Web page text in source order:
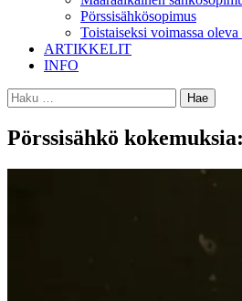
Pörssisähkösopimus
Toistaiseksi voimassa
ARTIKKELIT
INFO
Haku:
Pörssisähkö